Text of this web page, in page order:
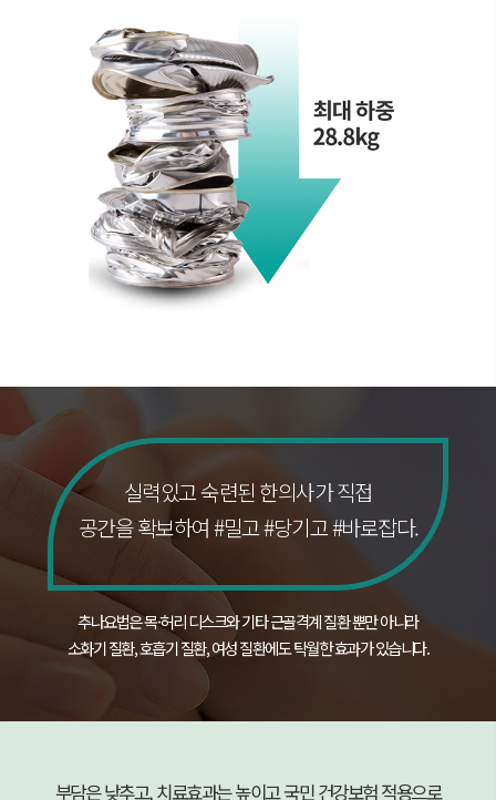
실력있고 숙련된 한의사가 직접
공간을 확보하여 #밀고 #당기고 #바로잡다.
추나요법은 목·허리 디스크와 기타 근골격계 질환 뿐만 아니라
소화기 질환, 호흡기 질환, 여성 질환에도 탁월한 효과가 있습니다.
부담은 낮추고, 치료효과는 높이고 국민 건강보험 적용으로